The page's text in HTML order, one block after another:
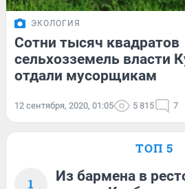
ЭКОЛОГИЯ
Сотни тысяч квадратов
сельхозземель власти
отдали мусорщикам
12 сентября, 2020, 01:05 5 815 7
ТОП 5
1
Из бармена в